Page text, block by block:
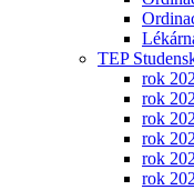
TEP
rok
rok
rok
rok
rok
rok